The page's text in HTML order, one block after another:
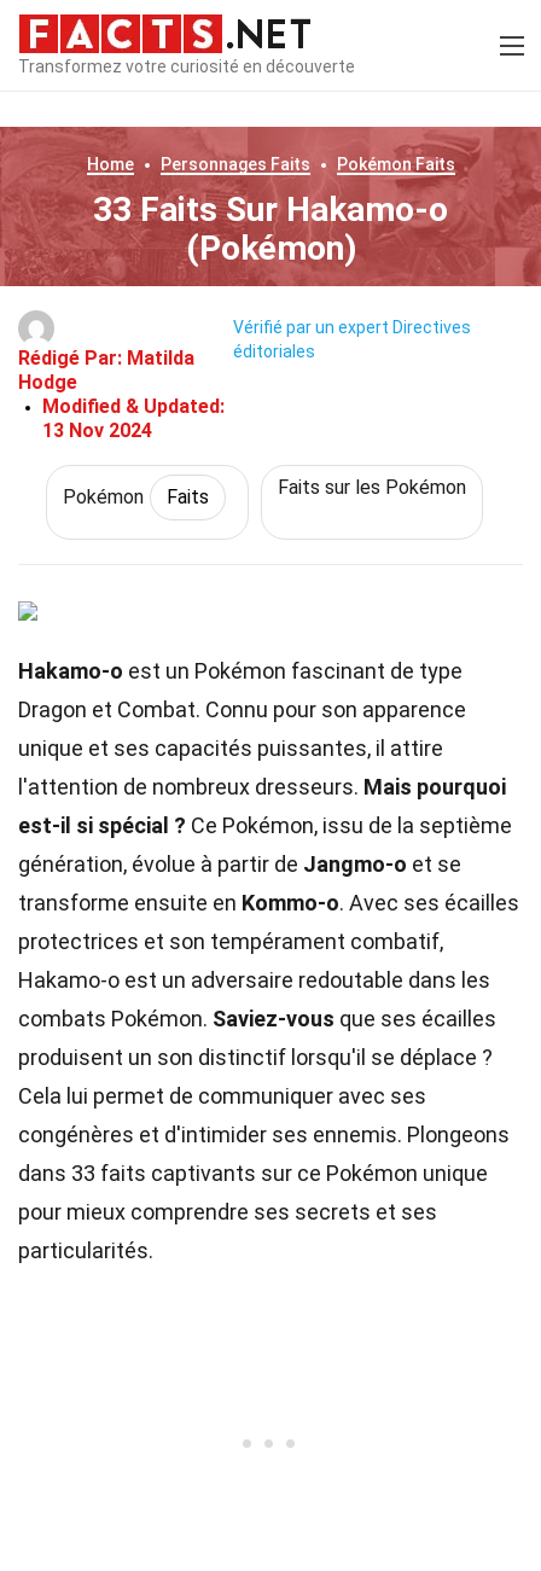
Transformez votre curiosité en découverte
Home Personnages Faits PokémonFaits
33 Faits Sur Hakamo-o
(Pokémon)
Rédigé Par: Matilda
Hodge
Modified & Updated:
13 Nov 2024
Vérifié par un expert Directives
éditoriales
Pokémon Faits Faits sur les Pokémon
Hakamo-o est un Pokémon fascinant de type
Dragon et Combat. Connu pour son apparence
unique et ses capacités puissantes, il attire
l'attention de nombreux dresseurs. Mais pourquoi
est-il si spécial ? Ce Pokémon, issu de la septième
génération, évolue à partir de Jangmo-o et se
transforme ensuite en Kommo-o. Avec ses écailles
protectrices et son tempérament combatif,
Hakamo-o est un adversaire redoutable dans les
combats Pokémon. Saviez-vous que ses écailles
produisent un son distinctif lorsqu'il se déplace ?
Cela lui permet de communiquer avec ses
congénères et d'intimider ses ennemis. Plongeons
dans 33 faits captivants sur ce Pokémon unique
pour mieux comprendre ses secrets et ses
particularités.